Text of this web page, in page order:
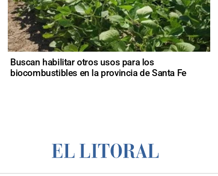
Buscan habilitar otros usos para los
biocombustibles en la provincia de Santa Fe